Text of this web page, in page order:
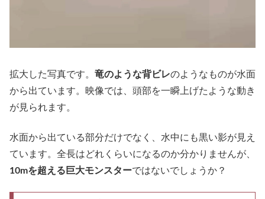
拡大した写真です。 竜のような背ビレのようなものが水面
から出ています。映像では、頭部を一瞬上げたような動き
が見られます。
水面から出ている部分だけでなく、水中にも黒い影が見え
ています。全長はどれくらいになるのか分かりませんが、
10mを超える巨大モンスターではないでしょうか？